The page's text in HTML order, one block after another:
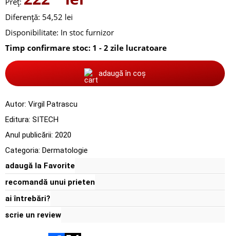
Diferență: 54,52 lei
Disponibilitate: In stoc furnizor
Timp confirmare stoc: 1 - 2 zile lucratoare
adaugă în coș
Autor: Virgil Patrascu
Editura: SITECH
Anul publicării: 2020
Categoria: Dermatologie
adaugă la Favorite
recomandă unui prieten
ai întrebări?
scrie un review